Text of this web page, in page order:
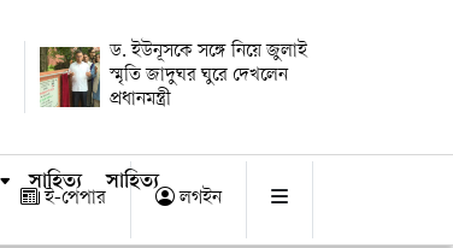
ড. ইউনূসকে সঙ্গে নিয়ে জুলাই
স্মৃতি জাদুঘর ঘুরে দেখলেন
প্রধানমন্ত্রী
সাহিত্য সাহিত্য
ই-পেপার লগইন